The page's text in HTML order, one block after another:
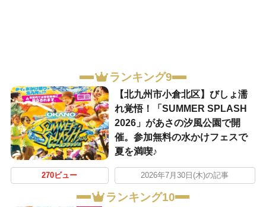
ランキング9
【北九州市小倉北区】びしょ濡
れ覚悟！「SUMMER SPLASH
2026」があさの汐風公園で開
催。参加無料の水かけフェスで
夏を満喫♪
270ビュー 2026年7月30日(木)の記事
ランキング10